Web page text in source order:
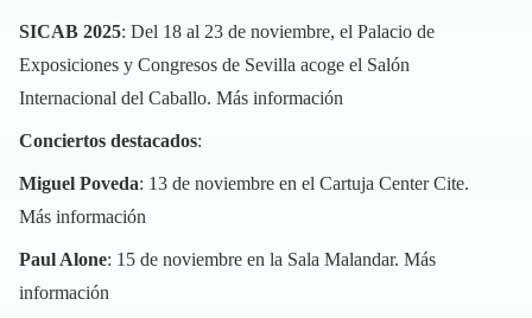
SICAB 2025: Del 18 al 23 de noviembre, el Palacio de
Exposiciones y Congresos de Sevilla acoge el Salón
Internacional del Caballo. Más información
Conciertos destacados:
Miguel Poveda: 13 de noviembre en el Cartuja Center Cite.
Más información
Paul Alone: 15 de noviembre en la Sala Malandar. Más
información